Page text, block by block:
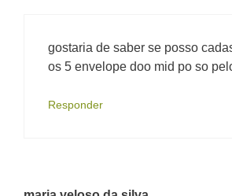
gostaria de saber se posso
os 5 envelope doo mid po so
Responder